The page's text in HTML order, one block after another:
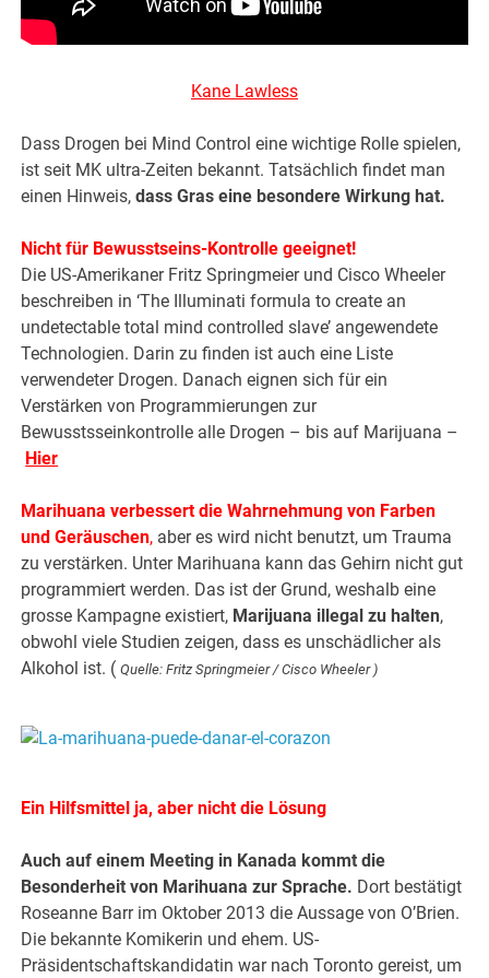
Kane Lawless
Dass Drogen bei Mind Control eine wichtige Rolle spielen,
ist seit MK ultra-Zeiten bekannt. Tatsächlich findet man
einen Hinweis,dass Gras eine besondere Wirkung hat.
Nicht für Bewusstseins-Kontrolle geeignet!
Die US-Amerikaner Fritz Springmeier und Cisco Wheeler
beschreiben in ‘The Illuminati formula to create an
undetectable total mind controlled slave’ angewendete
Technologien. Darin zu finden ist auch eine Liste
verwendeter Drogen. Danach eignen sich für ein
Verstärken von Programmierungen zur
Bewusstsseinkontrolle alle Drogen – bis auf Marijuana –
Hier
Marihuana verbessert die Wahrnehmung von Farben
und Geräuschen, aber es wird nicht benutzt, um Trauma
zu verstärken. Unter Marihuana kann das Gehirn nicht gut
programmiert werden. Das ist der Grund, weshalb eine
grosse Kampagne existiert, Marijuana illegal zu halten,
obwohl viele Studien zeigen, dass es unschädlicher als
Alkohol ist. (Quelle: Fritz Springmeier / Cisco Wheeler )
Ein Hilfsmittel ja, aber nicht die Lösung
Auch auf einem Meeting in Kanada kommt die
Besonderheit von Marihuana zur Sprache. Dort bestätigt
Roseanne Barr im Oktober 2013 die Aussage von O’Brien.
Die bekannte Komikerin und ehem. US-
Präsidentschaftskandidatin war nach Toronto gereist, um